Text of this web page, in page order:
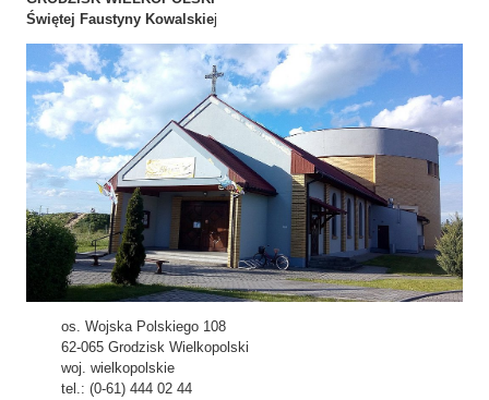
Świętej Faustyny Kowalskiej
os. Wojska Polskiego 108
62-065 Grodzisk Wielkopolski
woj. wielkopolskie
tel.: (0-61) 444 02 44